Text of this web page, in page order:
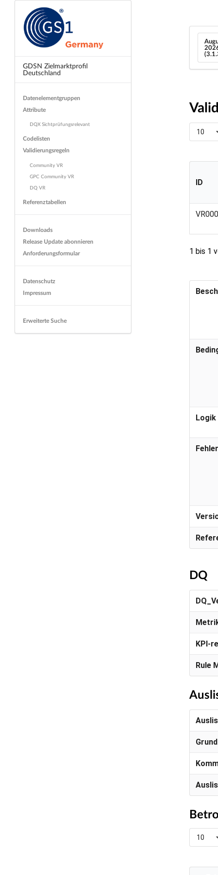
GDSN Zielmarktprofil
Deutschland
Datenelementgruppen
Attribute
DQX Sichtprüfungsrelevant
Codelisten
Validierungsregeln
Community VR
GPC Community VR
DQ VR
Referenztabellen
Downloads
Release Update abonnieren
Anforderungsformular
Datenschutz
Impressum
Erweiterte Suche
10
ID
1 bis 1
Logik
DQ
KPI-
Rule
10